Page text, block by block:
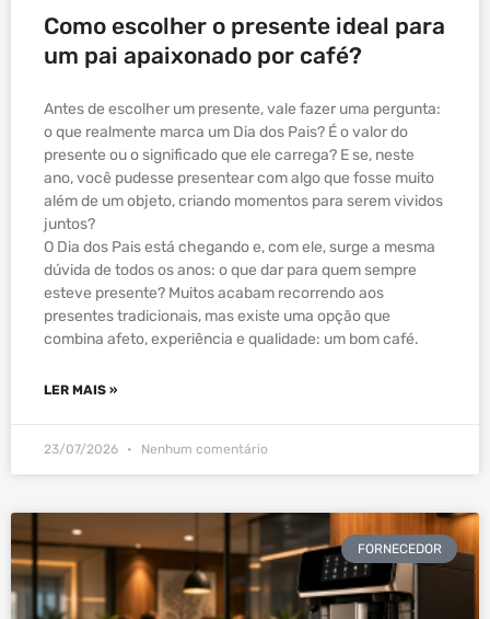
Como escolher o presente ideal para
um pai apaixonado por café?
Antes de escolher um presente, vale fazer uma pergunta:
o que realmente marca um Dia dos Pais? É o valor do
presente ou o significado que ele carrega? E se, neste
ano, você pudesse presentear com algo que fosse muito
além de um objeto, criando momentos para serem vividos
juntos?
O Dia dos Pais está chegando e, com ele, surge a mesma
dúvida de todos os anos: o que dar para quem sempre
esteve presente? Muitos acabam recorrendo aos
presentes tradicionais, mas existe uma opção que
combina afeto, experiência e qualidade: um bom café.
LER MAIS »
23/07/2026 Nenhum comentário
FORNECEDOR